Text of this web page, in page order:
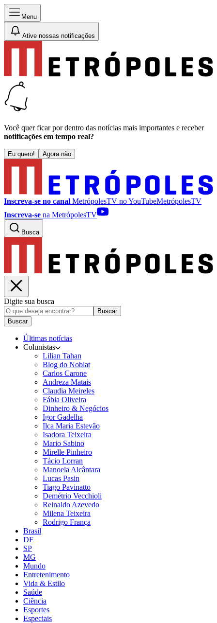
Menu
Ative nossas notificações
Você quer ficar por dentro das notícias mais importantes e receber
notificações em tempo real?
Eu quero! Agora não
Inscreva-se no canal MetrópolesTV noYouTubeMetrópolesTV
Inscreva-se na MetrópolesTV
Busca
Digite sua busca
Buscar
Buscar
Últimas notícias
Colunistas
Lilian Tahan
Blog do Noblat
Carlos Carone
Andreza Matais
Claudia Meireles
Fábia Oliveira
Dinheiro & Negócios
Igor Gadelha
Ilca Maria Estevão
Isadora Teixeira
Mario Sabino
Mirelle Pinheiro
Tácio Lorran
Manoela Alcântara
Lucas Pasin
Tiago Pavinatto
Demétrio Vecchioli
Reinaldo Azevedo
Milena Teixeira
Rodrigo França
Brasil
DF
SP
MG
Mundo
Entretenimento
Vida & Estilo
Saúde
Ciência
Esportes
Especiais